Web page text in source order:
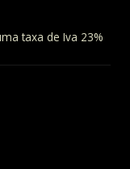
taxa de Iva 23%